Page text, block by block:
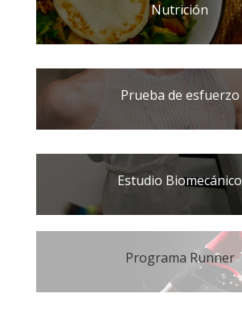
Nutrición
Prueba de esfuerzo
Estudio Biomecánico
Programa Runner